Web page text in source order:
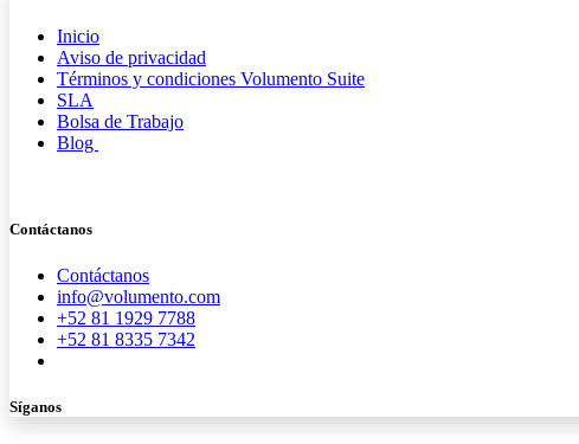
Inicio
Aviso de privacidad
Términos y condiciones Volumento Suite
SLA
Bolsa de Trabajo
Blog
Contáctanos
Contáctanos
info@volumento.com
+52 81 1929 7788
+52 81 8335 7342
Síganos